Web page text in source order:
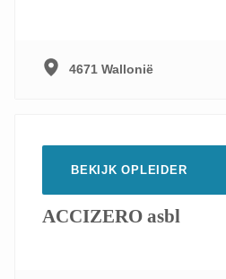
4671 Wallonië
BEKIJK OPLEIDER
ACCIZERO asbl